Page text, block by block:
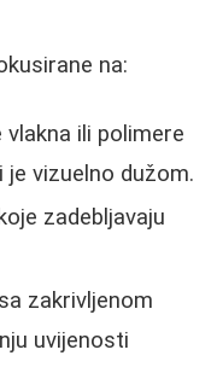
na:
ili polimere
je vizuelno dužom.
zadebljavaju
zakrivljenom
uvijenosti